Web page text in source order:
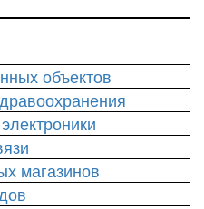
объектов
магазинов